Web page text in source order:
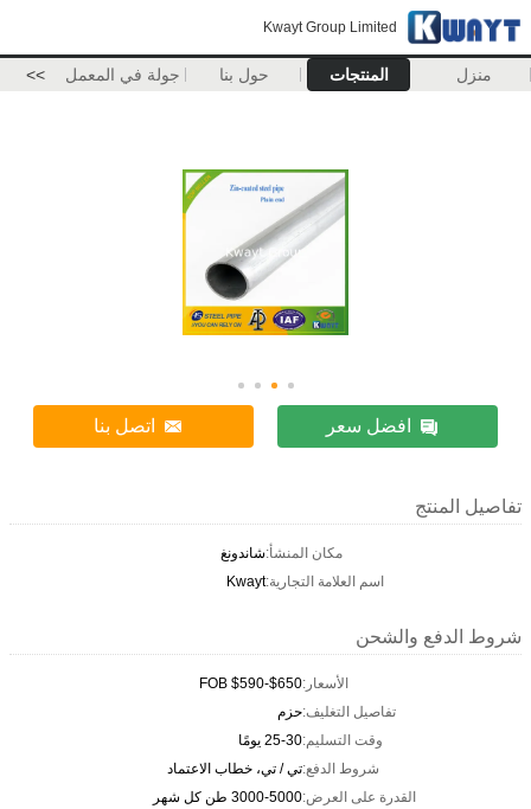
Kwayt Group Limited
منزل المنتجات حول بنا جولة في المعمل >>
افضل سعر اتصل بنا
تفاصيل المنتج
مكان المنشأ:شاندونغ
اسم العلامة التجارية:Kwayt
شروط الدفع والشحن
الأسعار:FOB $590-$650
تفاصيل التغليف:حزم
وقت التسليم:25-30 يومًا
شروط الدفع:تي / تي، خطاب الاعتماد
القدرة على العرض:3000-5000 طن كل شهر